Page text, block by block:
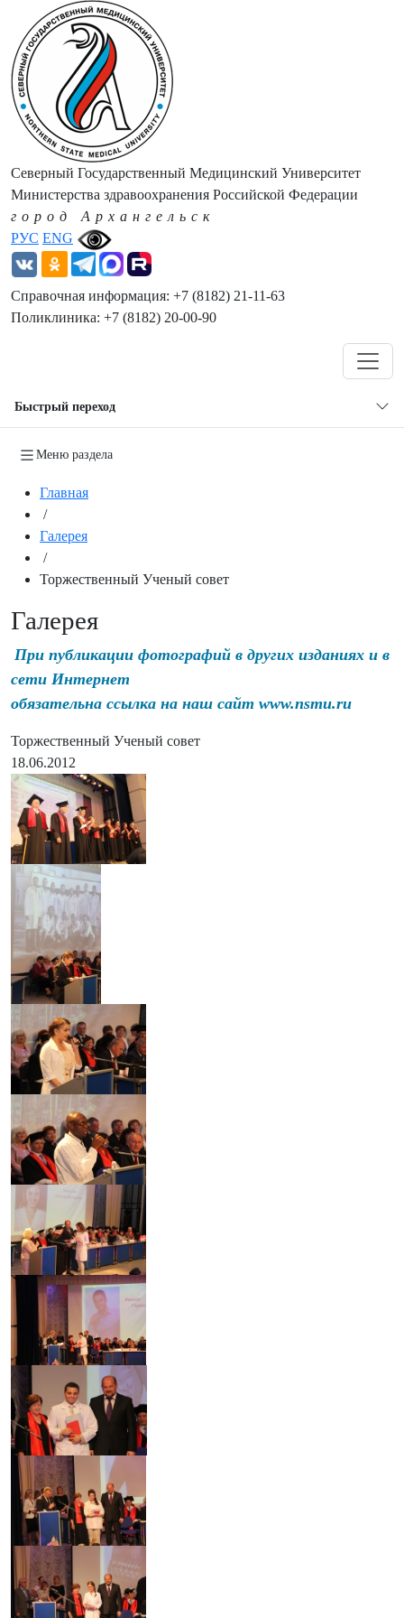
РУС ENG
Северный Государственный Медицинский Университет
Министерства здравоохранения Российской Федерации
город Архангельск
Справочная информация: +7 (8182) 21-11-63
Поликлиника: +7 (8182) 20-00-90
Быстрый переход
Меню раздела
Главная
/
Галерея
/
Торжественный Ученый совет
Галерея
При публикации фотографий в других изданиях и в
сети Интернет
обязательна ссылка на наш сайт www.nsmu.ru
Торжественный Ученый совет
18.06.2012